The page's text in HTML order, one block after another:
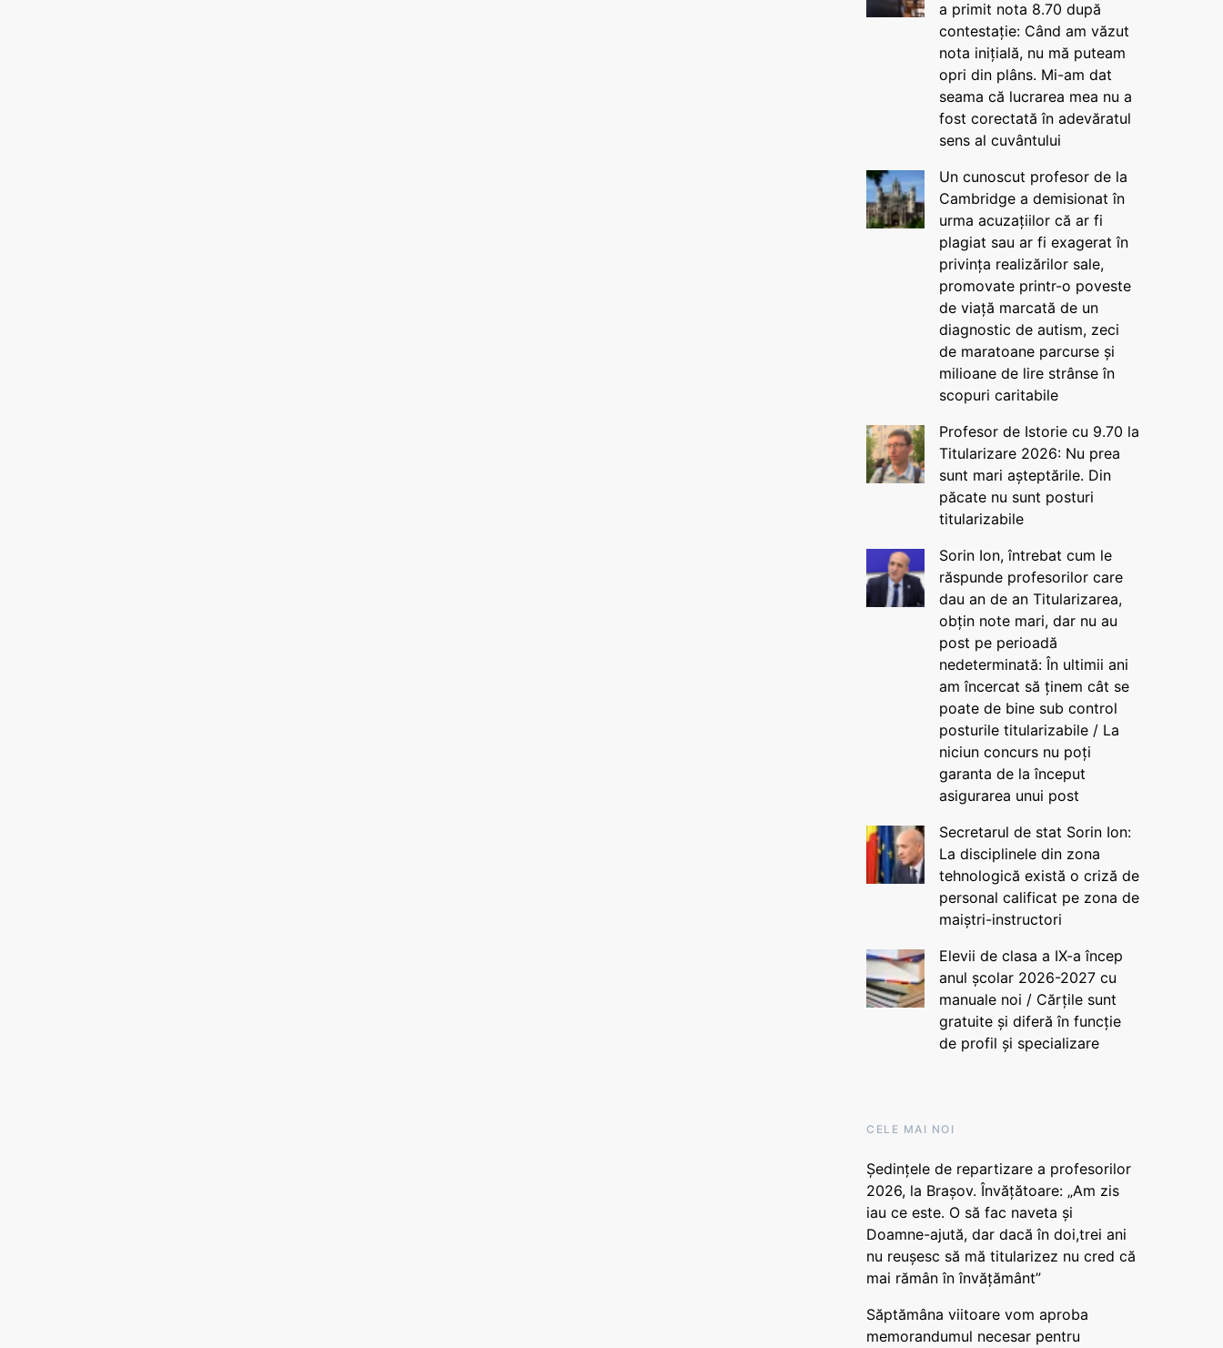
a primit nota 8.70 după
contestație: Când am văzut
nota inițială, nu mă puteam
opri din plâns. Mi-am dat
seama că lucrarea mea nu a
fost corectată în adevăratul
sens al cuvântului
Un cunoscut profesor de la
Cambridge a demisionat în
urma acuzațiilor că ar fi
plagiat sau ar fi exagerat în
privința realizărilor sale,
promovate printr-o poveste
de viață marcată de un
diagnostic de autism, zeci
de maratoane parcurse și
milioane de lire strânse în
scopuri caritabile
Profesor de Istorie cu 9.70 la
Titularizare 2026: Nu prea
sunt mari așteptările. Din
păcate nu sunt posturi
titularizabile
Sorin Ion, întrebat cum le
răspunde profesorilor care
dau an de an Titularizarea,
obțin note mari, dar nu au
post pe perioadă
nedeterminată: În ultimii ani
am încercat să ținem cât se
poate de bine sub control
posturile titularizabile / La
niciun concurs nu poți
garanta de la început
asigurarea unui post
Secretarul de stat Sorin Ion:
La disciplinele din zona
tehnologică există o criză de
personal calificat pe zona de
maiștri-instructori
Elevii de clasa a IX-a încep
anul școlar 2026-2027 cu
manuale noi / Cărțile sunt
gratuite și diferă în funcție
de profil și specializare
CELE MAI NOI
Ședințele de repartizare a profesorilor
2026, la Brașov. Învățătoare: „Am zis
iau ce este. O să fac naveta și
Doamne-ajută, dar dacă în doi,trei ani
nu reușesc să mă titularizez nu cred că
mai rămân în învățământ”
Săptămâna viitoare vom aproba
memorandumul necesar pentru